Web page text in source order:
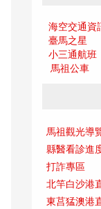
海空交通資
臺馬之星
小三通航班
馬祖公車
馬祖觀光導
縣醫看診進
打詐專區
北竿白沙港
東莒猛澳港